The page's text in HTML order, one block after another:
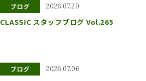
ブログ 2026.07.20
CLASSIC スタッフブログ Vol.265
ブログ 2026.07.06